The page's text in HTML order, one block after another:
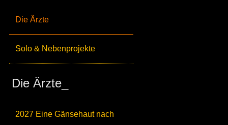
Die Ärzte
Solo & Nebenprojekte
Die Ärzte_
2027 Eine Gänsehaut nach